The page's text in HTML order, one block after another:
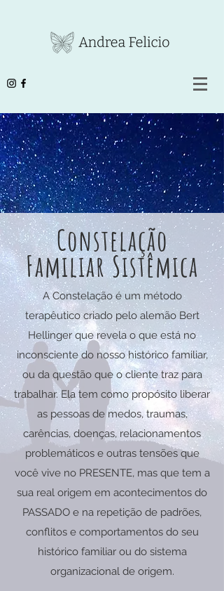
Constelação
Familiar Sistêmica
A Constelação é um método
terapêutico criado pelo alemão Bert
Hellinger que revela o que está no
inconsciente do nosso histórico familiar,
ou da questão que o cliente traz para
trabalhar. Ela tem como propósito liberar
as pessoas de medos, traumas,
carências, doenças, relacionamentos
problemáticos e outras tensões que
você vive no PRESENTE, mas que tem a
sua real origem em acontecimentos do
PASSADO e na repetição de padrões,
conflitos e comportamentos do seu
histórico familiar ou do sistema
organizacional de origem.